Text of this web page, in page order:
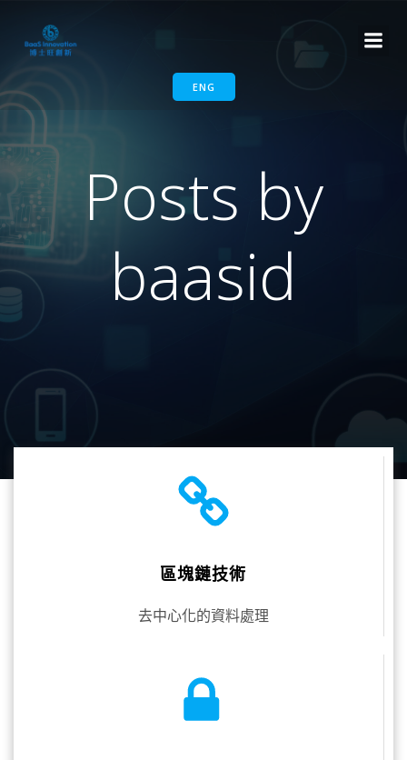
ENG
Posts by
baasid
區塊鏈技術
去中心化的資料處理